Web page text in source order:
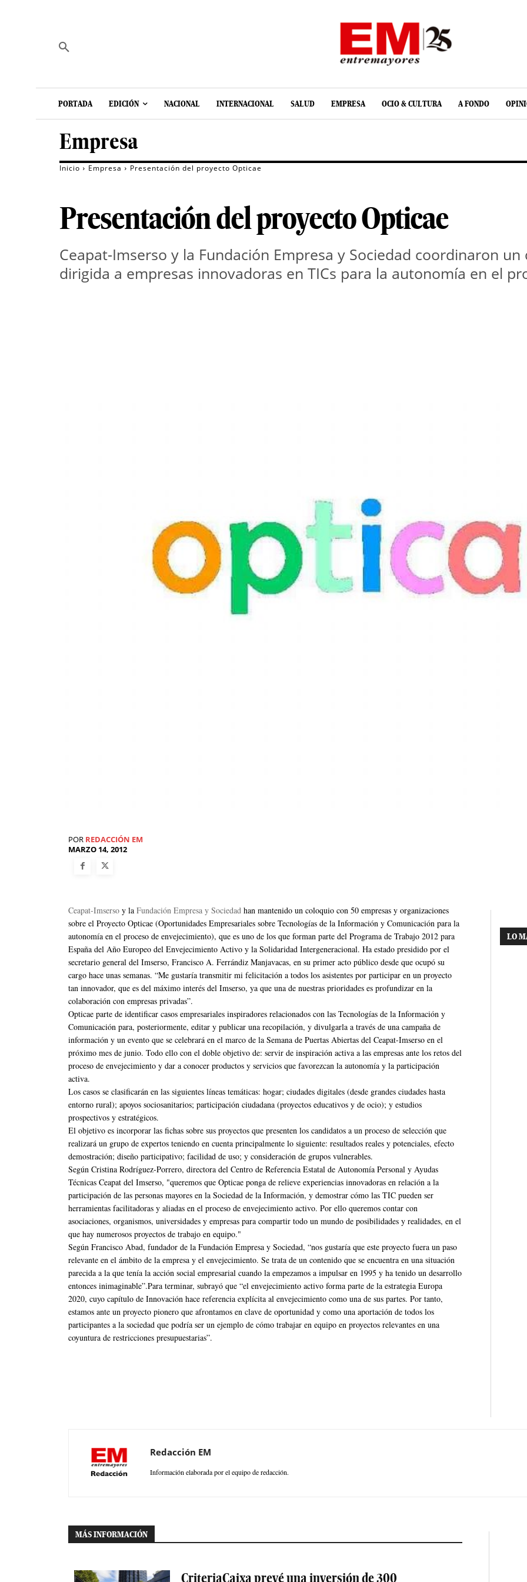
PORTADA EDICIÓN NACIONAL INTERNACIONAL SALUD EMPRESA OCIO & CULTURA A FONDO
Empresa
Inicio Empresa Presentación del proyecto Opticae
Presentación del proyecto Opticae
Ceapat-Imserso y la Fundación Empresa y Sociedad coordinaron
dirigida a empresas innovadoras en TICs para la autonomía en el
POR REDACCIÓN EM
MARZO 14, 2012
Ceapat-Imserso y la Fundación Empresa y Sociedad han mantenido un coloquio con 50 empresas y organizaciones
sobre el Proyecto Opticae (Oportunidades Empresariales sobre Tecnologías de la Información y Comunicación para la
autonomía en el proceso de envejecimiento), que es uno de los que forman parte del Programa de Trabajo 2012 para
España del Año Europeo del Envejecimiento Activo y la Solidaridad Intergeneracional. Ha estado presidido por el
secretario general del Imserso, Francisco A. Ferrándiz Manjavacas, en su primer acto público desde que ocupó su
cargo hace unas semanas. “Me gustaría transmitir mi felicitación a todos los asistentes por participar en un proyecto
tan innovador, que es del máximo interés del Imserso, ya que una de nuestras prioridades es profundizar en la
colaboración con empresas privadas”.
Opticae parte de identificar casos empresariales inspiradores relacionados con las Tecnologías de la Información y
Comunicación para, posteriormente, editar y publicar una recopilación, y divulgarla a través de una campaña de
información y un evento que se celebrará en el marco de la Semana de Puertas Abiertas del Ceapat-Imserso en el
próximo mes de junio. Todo ello con el doble objetivo de: servir de inspiración activa a las empresas ante los retos del
proceso de envejecimiento y dar a conocer productos y servicios que favorezcan la autonomía y la participación
activa.
Los casos se clasificarán en las siguientes líneas temáticas: hogar; ciudades digitales (desde grandes ciudades hasta
entorno rural); apoyos sociosanitarios; participación ciudadana (proyectos educativos y de ocio); y estudios
prospectivos y estratégicos.
El objetivo es incorporar las fichas sobre sus proyectos que presenten los candidatos a un proceso de selección que
realizará un grupo de expertos teniendo en cuenta principalmente lo siguiente: resultados reales y potenciales, efecto
demostración; diseño participativo; facilidad de uso; y consideración de grupos vulnerables.
Según Cristina Rodríguez-Porrero, directora del Centro de Referencia Estatal de Autonomía Personal y Ayudas
Técnicas Ceapat del Imserso, "queremos que Opticae ponga de relieve experiencias innovadoras en relación a la
participación de las personas mayores en la Sociedad de la Información, y demostrar cómo las TIC pueden ser
herramientas facilitadoras y aliadas en el proceso de envejecimiento activo. Por ello queremos contar con
asociaciones, organismos, universidades y empresas para compartir todo un mundo de posibilidades y realidades, en el
que hay numerosos proyectos de trabajo en equipo."
Según Francisco Abad, fundador de la Fundación Empresa y Sociedad, “nos gustaría que este proyecto fuera un paso
relevante en el ámbito de la empresa y el envejecimiento. Se trata de un contenido que se encuentra en una situación
parecida a la que tenía la acción social empresarial cuando la empezamos a impulsar en 1995 y ha tenido un desarrollo
entonces inimaginable”.Para terminar, subrayó que “el envejecimiento activo forma parte de la estrategia Europa
2020, cuyo capítulo de Innovación hace referencia explícita al envejecimiento como una de sus partes. Por tanto,
estamos ante un proyecto pionero que afrontamos en clave de oportunidad y como una aportación de todos los
participantes a la sociedad que podría ser un ejemplo de cómo trabajar en equipo en proyectos relevantes en una
coyuntura de restricciones presupuestarias”.
LO
Redacción EM
Información elaborada por el equipo de redacción.
MÁS INFORMACIÓN
CriteriaCaixa prevé una inversión de 300